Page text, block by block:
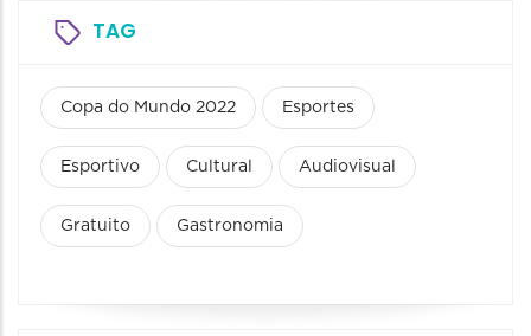
TAG
Copa do Mundo 2022 Esportes
Esportivo Cultural Audiovisual
Gratuito Gastronomia